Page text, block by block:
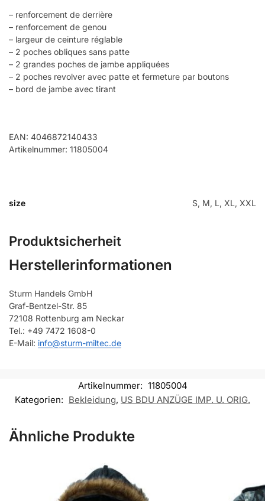
– renforcement de derrière
– renforcement de genou
– largeur de ceinture réglable
– 2 poches obliques sans patte
– 2 grandes poches de jambe appliquées
– 2 poches revolver avec patte et fermeture par boutons
– bord de jambe avec tirant
EAN: 4046872140433
Artikelnummer: 11805004
size S, M, L, XL, XXL
Produktsicherheit
Herstellerinformationen
Sturm Handels GmbH
Graf-Bentzel-Str. 85
72108 Rottenburg am Neckar
Tel.: +49 7472 1608-0
E-Mail: info@sturm-miltec.de
Artikelnummer: 11805004
Kategorien: Bekleidung, US BDU ANZÜGE IMP. U. ORIG.
Ähnliche Produkte